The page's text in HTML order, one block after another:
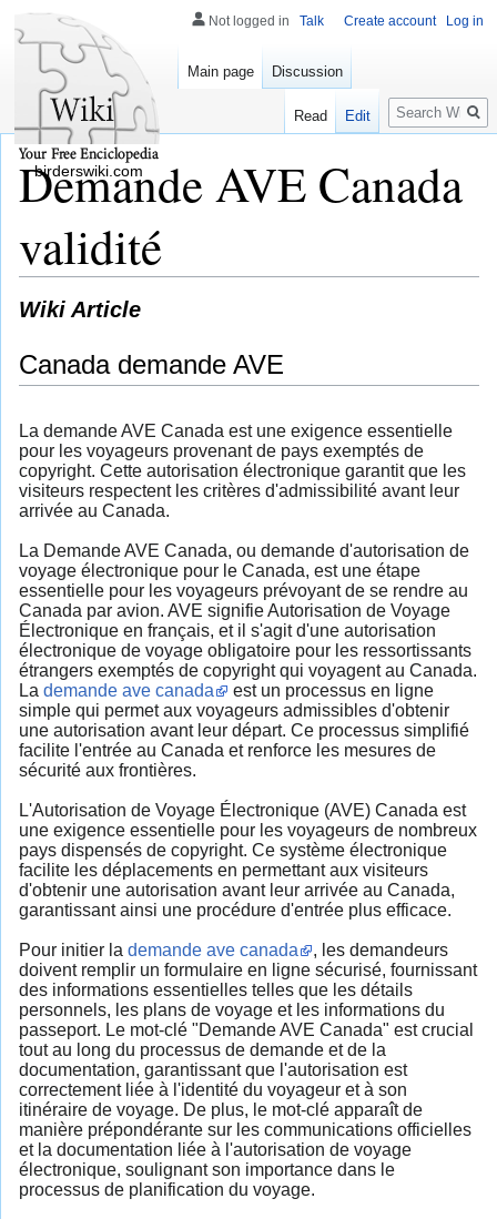
Demande AVE Canada
validité
Wiki Article
Canada demande AVE
La demande AVE Canada est une exigence essentielle
pour les voyageurs provenant de pays exemptés de
copyright. Cette autorisation électronique garantit que les
visiteurs respectent les critères d'admissibilité avant leur
arrivée au Canada.
La Demande AVE Canada, ou demande d'autorisation de
voyage électronique pour le Canada, est une étape
essentielle pour les voyageurs prévoyant de se rendre au
Canada par avion. AVE signifie Autorisation de Voyage
Électronique en français, et il s'agit d'une autorisation
électronique de voyage obligatoire pour les ressortissants
étrangers exemptés de copyright qui voyagent au Canada.
La demande ave canada
est un processus en ligne
simple qui permet aux voyageurs admissibles d'obtenir
une autorisation avant leur départ. Ce processus simplifié
facilite l'entrée au Canada et renforce les mesures de
sécurité aux frontières.
L'Autorisation de Voyage Électronique (AVE) Canada est
une exigence essentielle pour les voyageurs de nombreux
pays dispensés de copyright. Ce système électronique
facilite les déplacements en permettant aux visiteurs
d'obtenir une autorisation avant leur arrivée au Canada,
garantissant ainsi une procédure d'entrée plus efficace.
Pour initier la demande ave canada
, les demandeurs
doivent remplir un formulaire en ligne sécurisé, fournissant
des informations essentielles telles que les détails
personnels, les plans de voyage et les informations du
passeport. Le mot-clé "Demande AVE Canada" est crucial
tout au long du processus de demande et de la
documentation, garantissant que l'autorisation est
correctement liée à l'identité du voyageur et à son
itinéraire de voyage. De plus, le mot-clé apparaît de
manière prépondérante sur les communications officielles
et la documentation liée à l'autorisation de voyage
électronique, soulignant son importance dans le
processus de planification du voyage.
Not logged in Talk Create account Log in
Main page Discussion
Read Edit
Search
birderswiki.com